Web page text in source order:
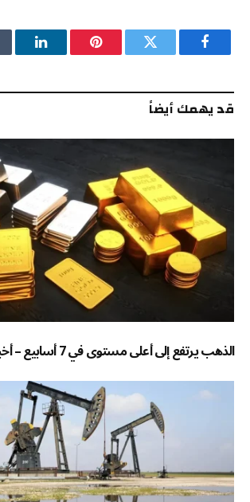
فيسبوك تويتر بينتيريستلينكدإن
قد يهمك أيضاً
الذهب يرتفع إلى أعلى مستوى في 7 أسابيع – أخبار السعودية